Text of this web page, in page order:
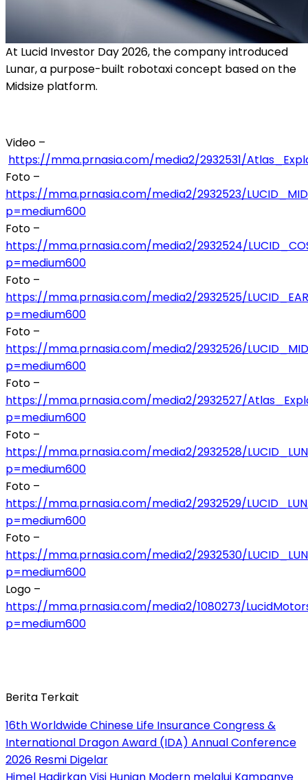
At Lucid Investor Day 2026, the company introduced
Lunar, a purpose-built robotaxi concept based on the
Midsize platform.
Video –
https://mma.prnasia.com/media2/2932531/
Foto –
https://mma.prnasia.com/media2/2932523/
p=medium600
Foto –
https://mma.prnasia.com/media2/2932524/
p=medium600
Foto –
https://mma.prnasia.com/media2/2932525/
p=medium600
Foto –
https://mma.prnasia.com/media2/2932526/
p=medium600
Foto –
https://mma.prnasia.com/media2/2932527/
p=medium600
Foto –
https://mma.prnasia.com/media2/2932528/
p=medium600
Foto –
https://mma.prnasia.com/media2/2932529/
p=medium600
Foto –
https://mma.prnasia.com/media2/2932530/
p=medium600
Logo –
https://mma.prnasia.com/media2/1080273/
p=medium600
Berita Terkait
16th Worldwide Chinese Life Insurance Congress &
International Dragon Award (IDA) Annual Conference
2026 Resmi Digelar
Himel Hadirkan Visi Hunian Modern melalui Kampanye